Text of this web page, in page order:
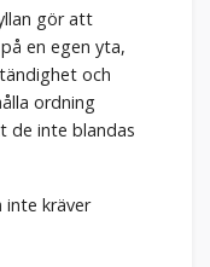
gör att
en egen yta,
och
ordning
de inte blandas
inte kräver